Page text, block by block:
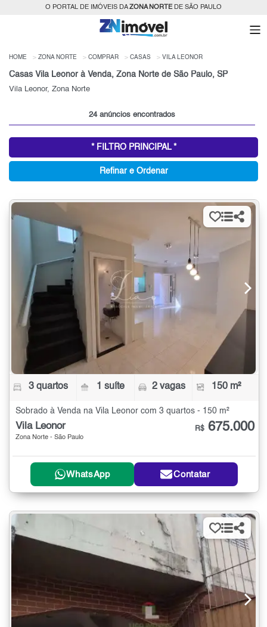
O PORTAL DE IMÓVEIS DAZONA NORTEDE SÃO PAULO
HOME ZONA NORTE COMPRAR CASAS VILA LEONOR
Casas Vila Leonor à Venda, Zona Norte de São Paulo, SP
Vila Leonor, Zona Norte
24 anúncios encontrados
* FILTRO PRINCIPAL *
Refinar e Ordenar
3 quartos 1 suíte 2 vagas 150 m²
Sobrado à Venda na Vila Leonor com 3 quartos - 150 m²
Vila Leonor
Zona Norte - São Paulo
R$ 675.000
WhatsApp Contatar